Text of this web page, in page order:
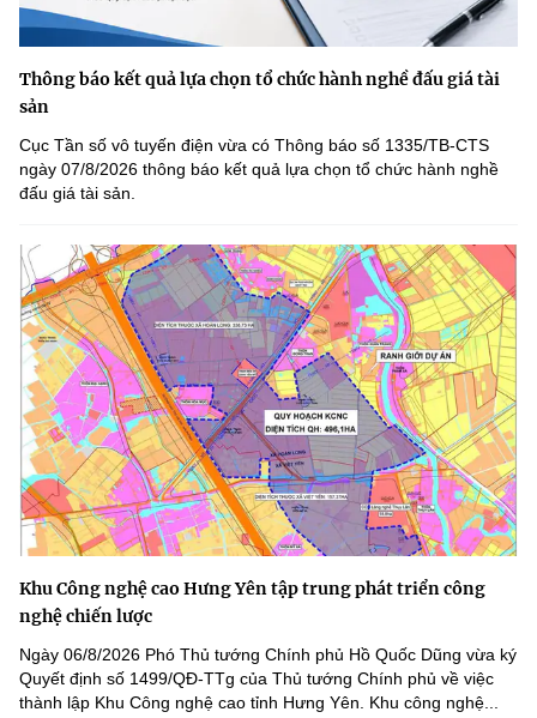
Thông báo kết quả lựa chọn tổ chức hành nghề đấu giá tài
sản
Cục Tần số vô tuyến điện vừa có Thông báo số 1335/TB-CTS
ngày 07/8/2026 thông báo kết quả lựa chọn tổ chức hành nghề
đấu giá tài sản.
Khu Công nghệ cao Hưng Yên tập trung phát triển công
nghệ chiến lược
Ngày 06/8/2026 Phó Thủ tướng Chính phủ Hồ Quốc Dũng vừa ký
Quyết định số 1499/QĐ-TTg của Thủ tướng Chính phủ về việc
thành lập Khu Công nghệ cao tỉnh Hưng Yên. Khu công nghệ...